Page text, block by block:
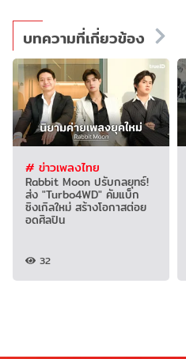
บทความที่เกี่ยวข้อง
# ข่าวเพลงไทย
Rabbit Moon ปรับกลยุทธ์!
ส่ง "Turbo4WD" คัมแบ็ก
ซิงเกิลใหม่ สร้างโอกาสต่อย
อดศิลปิน
32